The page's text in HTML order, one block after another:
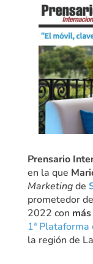
Prensario
en la que
Marketingde
prometedor
2022 con
1ª
la región de